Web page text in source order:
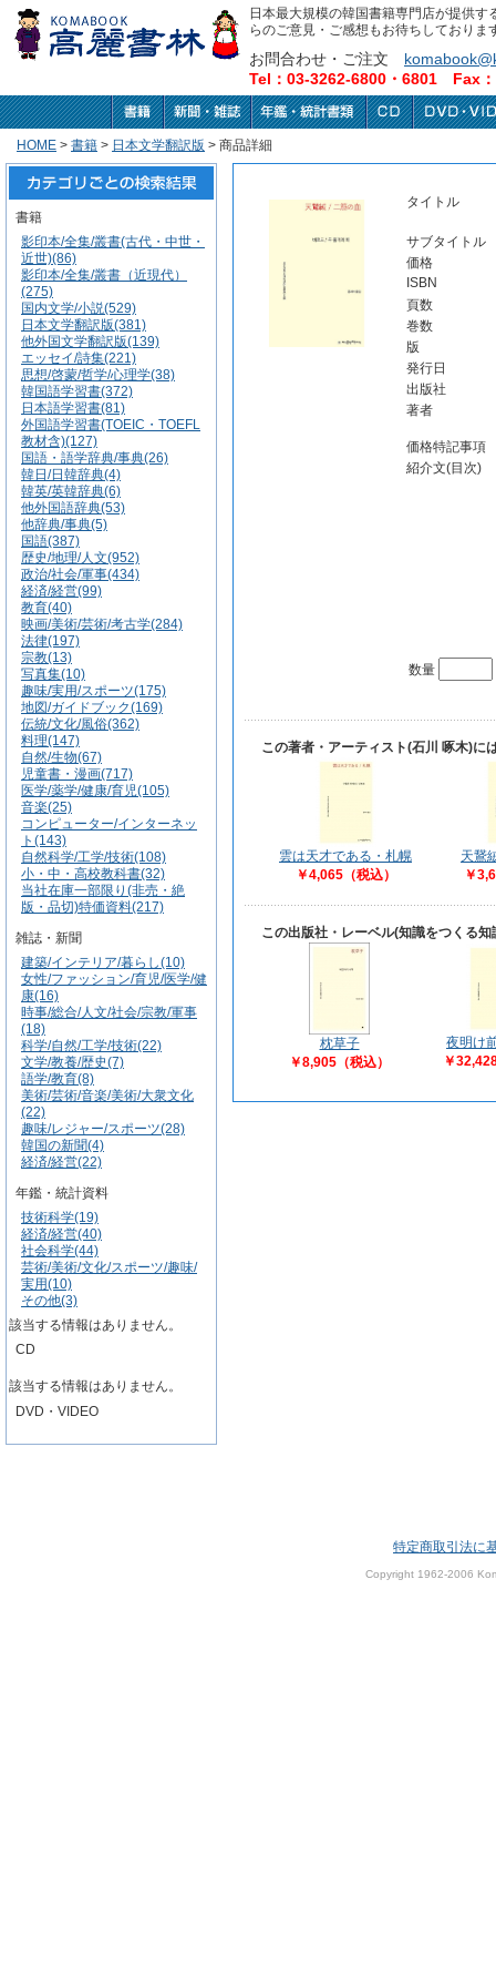
日本最大規模の韓国書籍専門店が提供
らのご意見・ご感想もお待ちしておりま
お問合わせ・ご注文
Tel：03-3262-6800・6801 Fax
HOME > 書籍 > 日本文学翻訳版 > 商品詳細
書籍
影印本/全集/叢書(古代・中世・
近世)(86)
影印本/全集/叢書（近現代）
(275)
国内文学/小説(529)
日本文学翻訳版(381)
他外国文学翻訳版(139)
エッセイ/詩集(221)
思想/啓蒙/哲学/心理学(38)
韓国語学習書(372)
日本語学習書(81)
外国語学習書(TOEIC・TOEFL
教材含)(127)
国語・語学辞典/事典(26)
韓日/日韓辞典(4)
韓英/英韓辞典(6)
他外国語辞典(53)
他辞典/事典(5)
国語(387)
歴史/地理/人文(952)
政治/社会/軍事(434)
経済/経営(99)
教育(40)
映画/美術/芸術/考古学(284)
法律(197)
宗教(13)
写真集(10)
趣味/実用/スポーツ(175)
地図/ガイドブック(169)
伝統/文化/風俗(362)
料理(147)
自然/生物(67)
児童書・漫画(717)
医学/薬学/健康/育児(105)
音楽(25)
コンピューター/インターネッ
ト(143)
自然科学/工学/技術(108)
小・中・高校教科書(32)
当社在庫一部限り(非売・絶
版・品切)特価資料(217)
雑誌・新聞
建築/インテリア/暮らし(10)
女性/ファッション/育児/医学/健
康(16)
時事/総合/人文/社会/宗教/軍事
(18)
科学/自然/工学/技術(22)
文学/教養/歴史(7)
語学/教育(8)
美術/芸術/音楽/美術/大衆文化
(22)
趣味/レジャー/スポーツ(28)
韓国の新聞(4)
経済/経営(22)
年鑑・統計資料
技術科学(19)
経済/経営(40)
社会科学(44)
芸術/美術/文化/スポーツ/趣味/
実用(10)
その他(3)
該当する情報はありません。
CD
該当する情報はありません。
DVD・VIDEO
タイトル
サブタイトル
価格
ISBN
頁数
巻数
版
発行日
出版社
著者
価格特記事項
紹介文(目次)
数量
この著者・アーティスト(石川 啄木)に
雲は天才である・札幌
￥4,065（税込）
天鵞
￥
この出版社・レーベル(知識をつくる
枕草子
￥8,905（税込）
夜明け
￥
特定商取引法に
Copyright 1962-2006